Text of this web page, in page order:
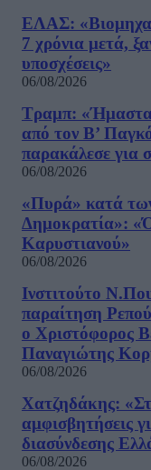
ΕΛΑΣ:
7 χρόνια μετά,
υποσχέσεις»
06/08/2026
Τραμπ: «Ήμασταν
από τον Β’
παρακάλεσε για
06/08/2026
«Πυρά» κατά
Δημοκρατία»:
Καρυστιανού»
06/08/2026
Ινστιτούτο
παραίτηση
ο Χριστόφορος
Παναγιώτης
06/08/2026
Χατζηδάκης:
αμφισβητήσεις
διασύνδεσης
06/08/2026